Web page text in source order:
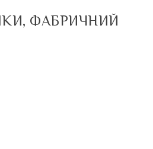
ФАБРИЧНИЙ